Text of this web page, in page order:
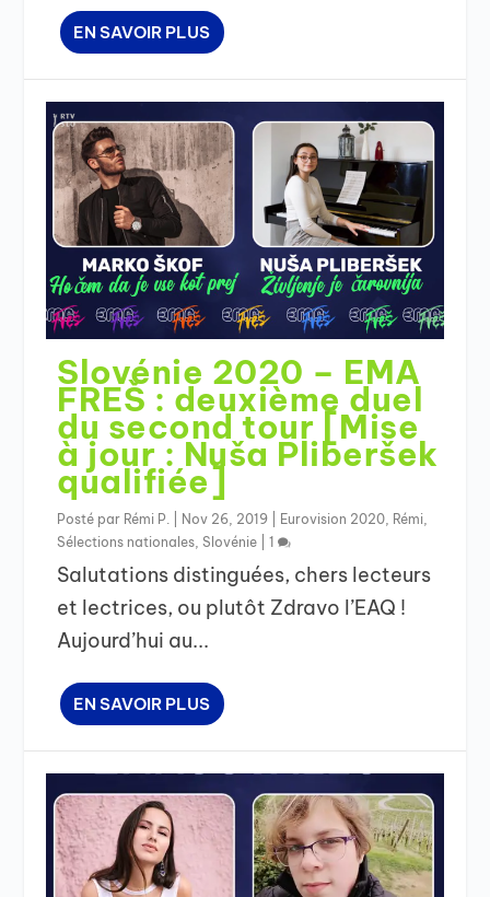
EN SAVOIR PLUS
Slovénie 2020 – EMA
FREŠ : deuxième duel
du second tour [Mise
à jour : Nuša Pliberšek
qualifiée]
Posté par Rémi P. Nov 26, 2019 Eurovision 2020, Rémi,
Sélections nationales,Slovénie |1
Salutations distinguées, chers lecteurs
et lectrices, ou plutôt Zdravo l’EAQ !
Aujourd’hui au...
EN SAVOIR PLUS